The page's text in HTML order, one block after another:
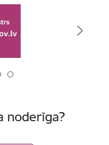
noderīga?